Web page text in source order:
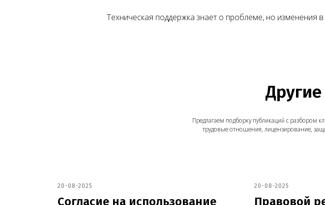
Техническая поддержка знает о проблеме, но изменения
Предлагаем подборку публикаций с разбором ключевых
трудовые отношения, лицензирование, защита прав
20-08-2025
Согласие на использование
20-08-2025
Правовой